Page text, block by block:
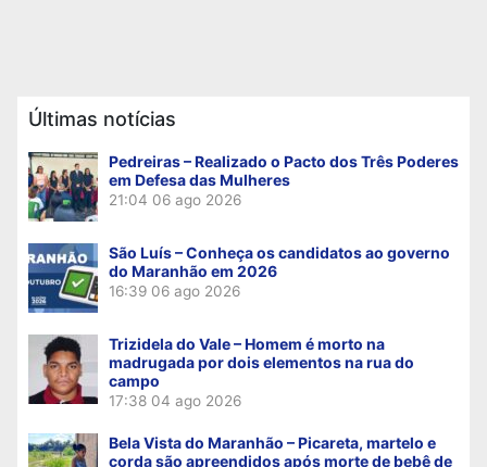
Últimas notícias
Pedreiras – Realizado o Pacto dos Três Poderes
em Defesa das Mulheres
21:04 06 ago 2026
São Luís – Conheça os candidatos ao governo
do Maranhão em 2026
16:39 06 ago 2026
Trizidela do Vale – Homem é morto na
madrugada por dois elementos na rua do
campo
17:38 04 ago 2026
Bela Vista do Maranhão – Picareta, martelo e
corda são apreendidos após morte de bebê de